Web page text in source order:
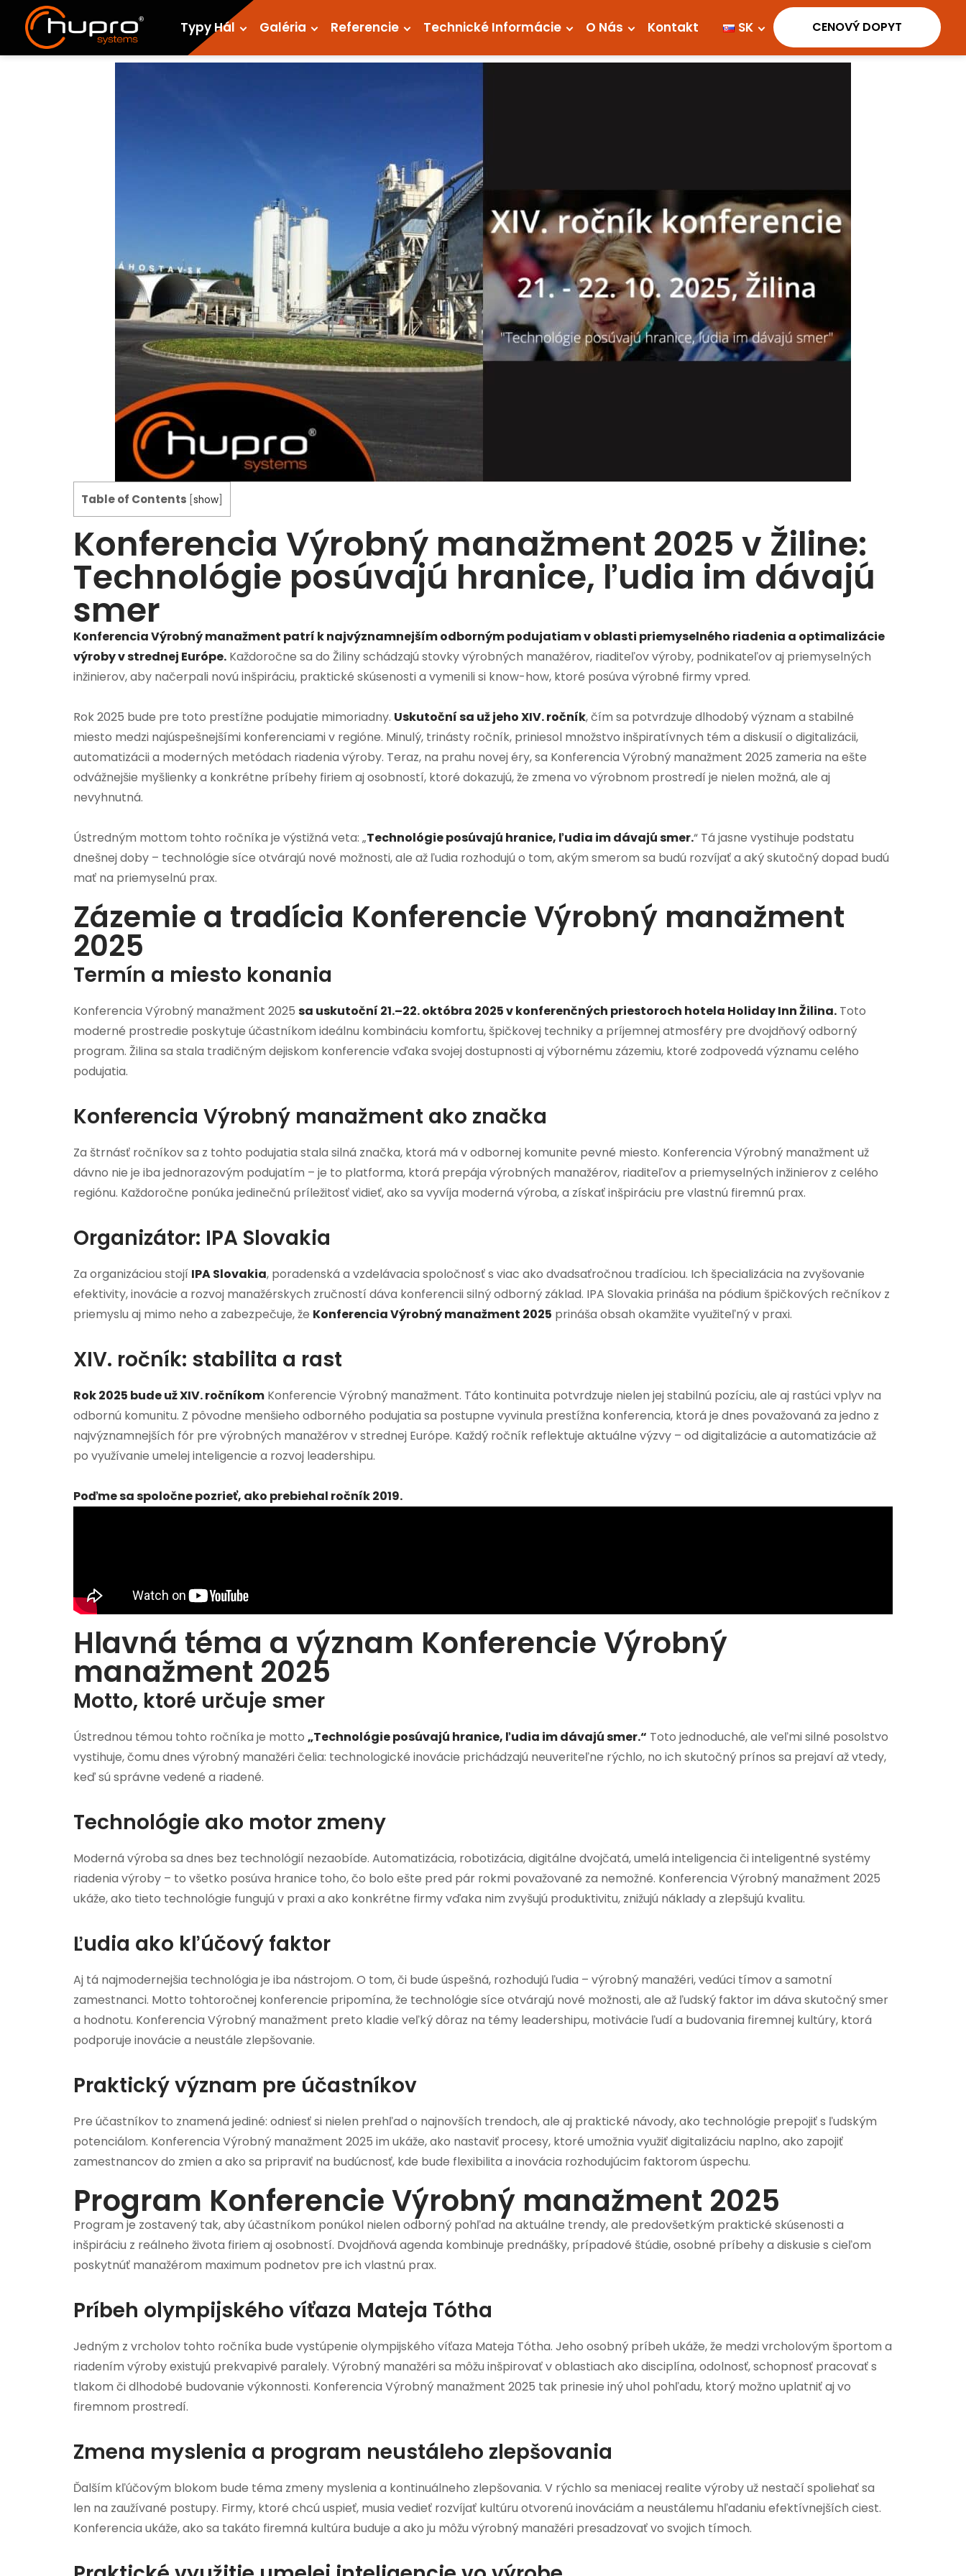
Typy Hál Galéria Referencie Technické Informácie O Nás Kontakt SK Cenová ponuka
Table of Contents show
Konferencia Výrobný manažment 2025 v Žiline:
Technológie posúvajú hranice, ľudia im dávajú
smer
Konferencia Výrobný manažment patrí k najvýznamnejším odborným podujatiam v oblasti priemyselného riadenia a optimalizácie
výroby v strednej Európe. Každoročne sa do Žiliny schádzajú stovky výrobných manažérov, riaditeľov výroby, podnikateľov aj priemyselných
inžinierov, aby načerpali novú inšpiráciu, praktické skúsenosti a vymenili si know-how, ktoré posúva výrobné firmy vpred.
Rok 2025 bude pre toto prestížne podujatie mimoriadny. Uskutoční sa už jeho XIV. ročník, čím sa potvrdzuje dlhodobý význam a stabilné
miesto medzi najúspešnejšími konferenciami v regióne. Minulý, trinásty ročník, priniesol množstvo inšpiratívnych tém a diskusií o digitalizácii,
automatizácii a moderných metódach riadenia výroby. Teraz, na prahu novej éry, sa Konferencia Výrobný manažment 2025 zameria na ešte
odvážnejšie myšlienky a konkrétne príbehy firiem aj osobností, ktoré dokazujú, že zmena vo výrobnom prostredí je nielen možná, ale aj
nevyhnutná.
Ústredným mottom tohto ročníka je výstižná veta: „Technológie posúvajú hranice, ľudia im dávajú smer.“ Tá jasne vystihuje podstatu
dnešnej doby – technológie síce otvárajú nové možnosti, ale až ľudia rozhodujú o tom, akým smerom sa budú rozvíjať a aký skutočný dopad budú
mať na priemyselnú prax.
Zázemie a tradícia Konferencie Výrobný manažment
2025
Termín a miesto konania
Konferencia Výrobný manažment 2025 sa uskutoční 21.–22. októbra 2025 v konferenčných priestoroch hotela Holiday Inn Žilina. Toto
moderné prostredie poskytuje účastníkom ideálnu kombináciu komfortu, špičkovej techniky a príjemnej atmosféry pre dvojdňový odborný
program. Žilina sa stala tradičným dejiskom konferencie vďaka svojej dostupnosti aj výbornému zázemiu, ktoré zodpovedá významu celého
podujatia.
Konferencia Výrobný manažment ako značka
Za štrnásť ročníkov sa z tohto podujatia stala silná značka, ktorá má v odbornej komunite pevné miesto. Konferencia Výrobný manažment už
dávno nie je iba jednorazovým podujatím – je to platforma, ktorá prepája výrobných manažérov, riaditeľov a priemyselných inžinierov z celého
regiónu. Každoročne ponúka jedinečnú príležitosť vidieť, ako sa vyvíja moderná výroba, a získať inšpiráciu pre vlastnú firemnú prax.
Organizátor: IPA Slovakia
Za organizáciou stojí IPA Slovakia, poradenská a vzdelávacia spoločnosť s viac ako dvadsaťročnou tradíciou. Ich špecializácia na zvyšovanie
efektivity, inovácie a rozvoj manažérskych zručností dáva konferencii silný odborný základ. IPA Slovakia prináša na pódium špičkových rečníkov z
priemyslu aj mimo neho a zabezpečuje, že Konferencia Výrobný manažment 2025 prináša obsah okamžite využiteľný v praxi.
XIV. ročník: stabilita a rast
Rok 2025 bude už XIV. ročníkom Konferencie Výrobný manažment. Táto kontinuita potvrdzuje nielen jej stabilnú pozíciu, ale aj rastúci vplyv na
odbornú komunitu. Z pôvodne menšieho odborného podujatia sa postupne vyvinula prestížna konferencia, ktorá je dnes považovaná za jedno z
najvýznamnejších fór pre výrobných manažérov v strednej Európe. Každý ročník reflektuje aktuálne výzvy – od digitalizácie a automatizácie až
po využívanie umelej inteligencie a rozvoj leadershipu.
Poďme sa spoločne pozrieť, ako prebiehal ročník 2019.
Hlavná téma a význam Konferencie Výrobný
manažment 2025
Motto, ktoré určuje smer
Ústrednou témou tohto ročníka je motto „Technológie posúvajú hranice, ľudia im dávajú smer.“ Toto jednoduché, ale veľmi silné posolstvo
vystihuje, čomu dnes výrobný manažéri čelia: technologické inovácie prichádzajú neuveriteľne rýchlo, no ich skutočný prínos sa prejaví až vtedy,
keď sú správne vedené a riadené.
Technológie ako motor zmeny
Moderná výroba sa dnes bez technológií nezaobíde. Automatizácia, robotizácia, digitálne dvojčatá, umelá inteligencia či inteligentné systémy
riadenia výroby – to všetko posúva hranice toho, čo bolo ešte pred pár rokmi považované za nemožné. Konferencia Výrobný manažment 2025
ukáže, ako tieto technológie fungujú v praxi a ako konkrétne firmy vďaka nim zvyšujú produktivitu, znižujú náklady a zlepšujú kvalitu.
Ľudia ako kľúčový faktor
Aj tá najmodernejšia technológia je iba nástrojom. O tom, či bude úspešná, rozhodujú ľudia – výrobný manažéri, vedúci tímov a samotní
zamestnanci. Motto tohtoročnej konferencie pripomína, že technológie síce otvárajú nové možnosti, ale až ľudský faktor im dáva skutočný smer
a hodnotu. Konferencia Výrobný manažment preto kladie veľký dôraz na témy leadershipu, motivácie ľudí a budovania firemnej kultúry, ktorá
podporuje inovácie a neustále zlepšovanie.
Praktický význam pre účastníkov
Pre účastníkov to znamená jediné: odniesť si nielen prehľad o najnovších trendoch, ale aj praktické návody, ako technológie prepojiť s ľudským
potenciálom. Konferencia Výrobný manažment 2025 im ukáže, ako nastaviť procesy, ktoré umožnia využiť digitalizáciu naplno, ako zapojiť
zamestnancov do zmien a ako sa pripraviť na budúcnosť, kde bude flexibilita a inovácia rozhodujúcim faktorom úspechu.
Program Konferencie Výrobný manažment 2025
Program je zostavený tak, aby účastníkom ponúkol nielen odborný pohľad na aktuálne trendy, ale predovšetkým praktické skúsenosti a
inšpiráciu z reálneho života firiem aj osobností. Dvojdňová agenda kombinuje prednášky, prípadové štúdie, osobné príbehy a diskusie s cieľom
poskytnúť manažérom maximum podnetov pre ich vlastnú prax.
Príbeh olympijského víťaza Mateja Tótha
Jedným z vrcholov tohto ročníka bude vystúpenie olympijského víťaza Mateja Tótha. Jeho osobný príbeh ukáže, že medzi vrcholovým športom a
riadením výroby existujú prekvapivé paralely. Výrobný manažéri sa môžu inšpirovať v oblastiach ako disciplína, odolnosť, schopnosť pracovať s
tlakom či dlhodobé budovanie výkonnosti. Konferencia Výrobný manažment 2025 tak prinesie iný uhol pohľadu, ktorý možno uplatniť aj vo
firemnom prostredí.
Zmena myslenia a program neustáleho zlepšovania
Ďalším kľúčovým blokom bude téma zmeny myslenia a kontinuálneho zlepšovania. V rýchlo sa meniacej realite výroby už nestačí spoliehať sa
len na zaužívané postupy. Firmy, ktoré chcú uspieť, musia vedieť rozvíjať kultúru otvorenú inováciám a neustálemu hľadaniu efektívnejších ciest.
Konferencia ukáže, ako sa takáto firemná kultúra buduje a ako ju môžu výrobný manažéri presadzovať vo svojich tímoch.